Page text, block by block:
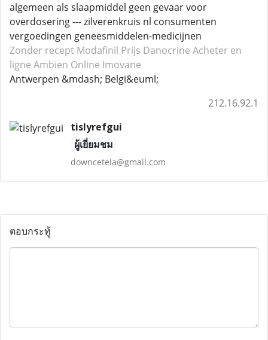
algemeen als slaapmiddel geen gevaar voor
overdosering --- zilverenkruis nl consumenten
vergoedingen geneesmiddelen-medicijnen
Zonder recept Modafinil Prijs Danocrine Acheter en
ligne Ambien Online Imovane
Antwerpen &mdash; Belgi&euml;
212.16.92.1
tislyrefgui
ผู้เยี่ยมชม
downcetela@gmail.com
ตอบกระทู้